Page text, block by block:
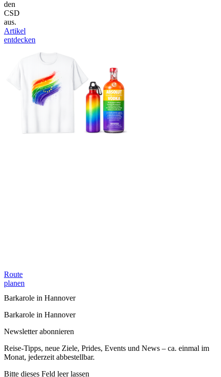
den
CSD
aus.
Artikel
entdecken
Route
planen
Barkarole in Hannover
Barkarole in Hannover
Newsletter abonnieren
Reise-Tipps, neue Ziele, Prides, Events und News – ca. einmal im
Monat, jederzeit abbestellbar.
Bitte dieses Feld leer lassen